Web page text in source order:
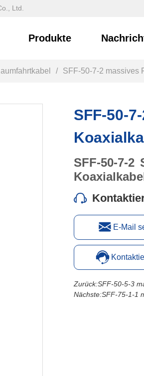
Ltd.
Produkte
/ SFF-50-7-2 massives
SFF-50-
E-Mail
Zurück:SFF-50-5-3
Nächste:SFF-75-1-1